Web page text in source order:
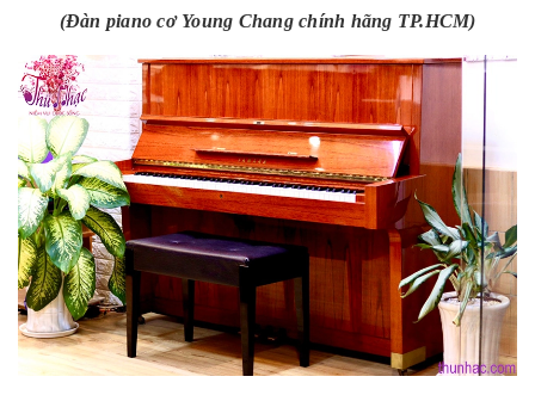
(Đàn piano cơ Young Chang chính hãng TP.HCM)